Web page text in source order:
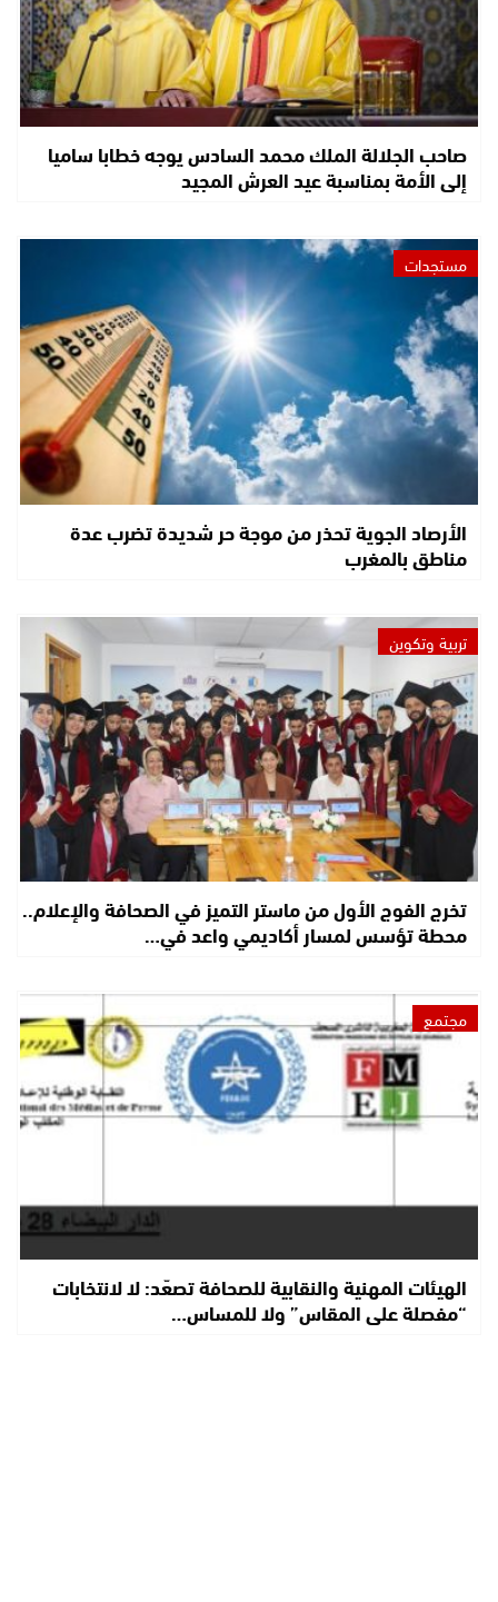
صاحب الجلالة الملك محمد السادس يوجه خطابا ساميا
إلى الأمة بمناسبة عيد العرش المجيد
مستجدات
الأرصاد الجوية تحذر من موجة حر شديدة تضرب عدة
مناطق بالمغرب
تربية وتكوين
تخرج الفوج الأول من ماستر التميز في الصحافة والإعلام..
محطة تؤسس لمسار أكاديمي واعد في…
مجتمع
الهيئات المهنية والنقابية للصحافة تصعّد: لا لانتخابات
“مفصلة على المقاس” ولا للمساس…